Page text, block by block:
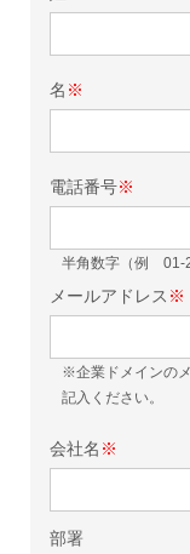
名 ※
電話番号※
半角数字（例 01-
メールアドレス ※
※企業ドメインの
記入ください。
会社名 ※
部署